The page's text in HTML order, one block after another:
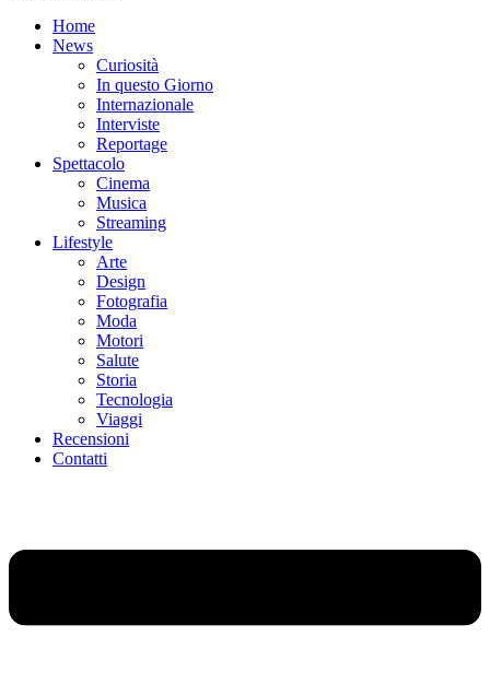
Home
News
Curiosità
In questo Giorno
Internazionale
Interviste
Reportage
Spettacolo
Cinema
Musica
Streaming
Lifestyle
Arte
Design
Fotografia
Moda
Motori
Salute
Storia
Tecnologia
Viaggi
Recensioni
Contatti